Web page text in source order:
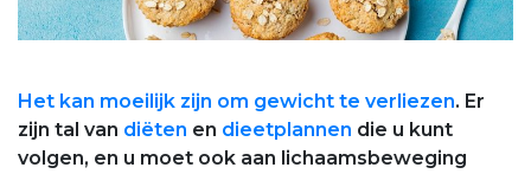
Het kan moeilijk zijn om gewicht te verliezen. Er
zijn tal van diëten en dieetplannen die u kunt
volgen, en u moet ook aan lichaamsbeweging